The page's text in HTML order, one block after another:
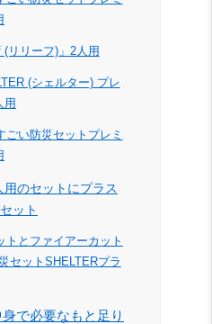
(リリーフ)」2人用
(シェルター) プレ
用
ごい防災セットプレミ
用のセットにプラス
ット
トとファイアーカット
セットSHELTERプラ
で必要なもと足り